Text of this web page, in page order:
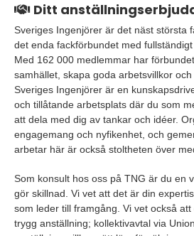
Ditt
Sveriges Ingenjörer är det näst största
det enda fackförbundet med
Med 162 000 medlemmar har
samhället, skapa goda arbetsvillkor och
Sveriges Ingenjörer är en
och tillåtande arbetsplats där du som
att dela med dig av tankar och idéer.
engagemang och nyfikenhet, och
arbetar här är också stoltheten över
Som konsult hos oss på TNG är du en
gör skillnad. Vi vet att det är din
som leder till framgång. Vi vet också
trygg anställning; kollektivavtal via